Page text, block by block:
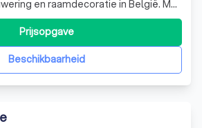
en raamdecoratie in België. Met
en een sterke reputatie voor
onderscheiden we ons door onze
aan klanttevredenheid. Onze
van rolgordijnen t
Beschikbaarheid
Prijsopgave